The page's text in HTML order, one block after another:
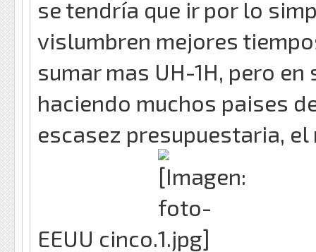
se tendría que ir por lo
vislumbren mejores
sumar mas UH-1H, pero
haciendo muchos paises
escasez presupuestaria,
EEUU cinco.